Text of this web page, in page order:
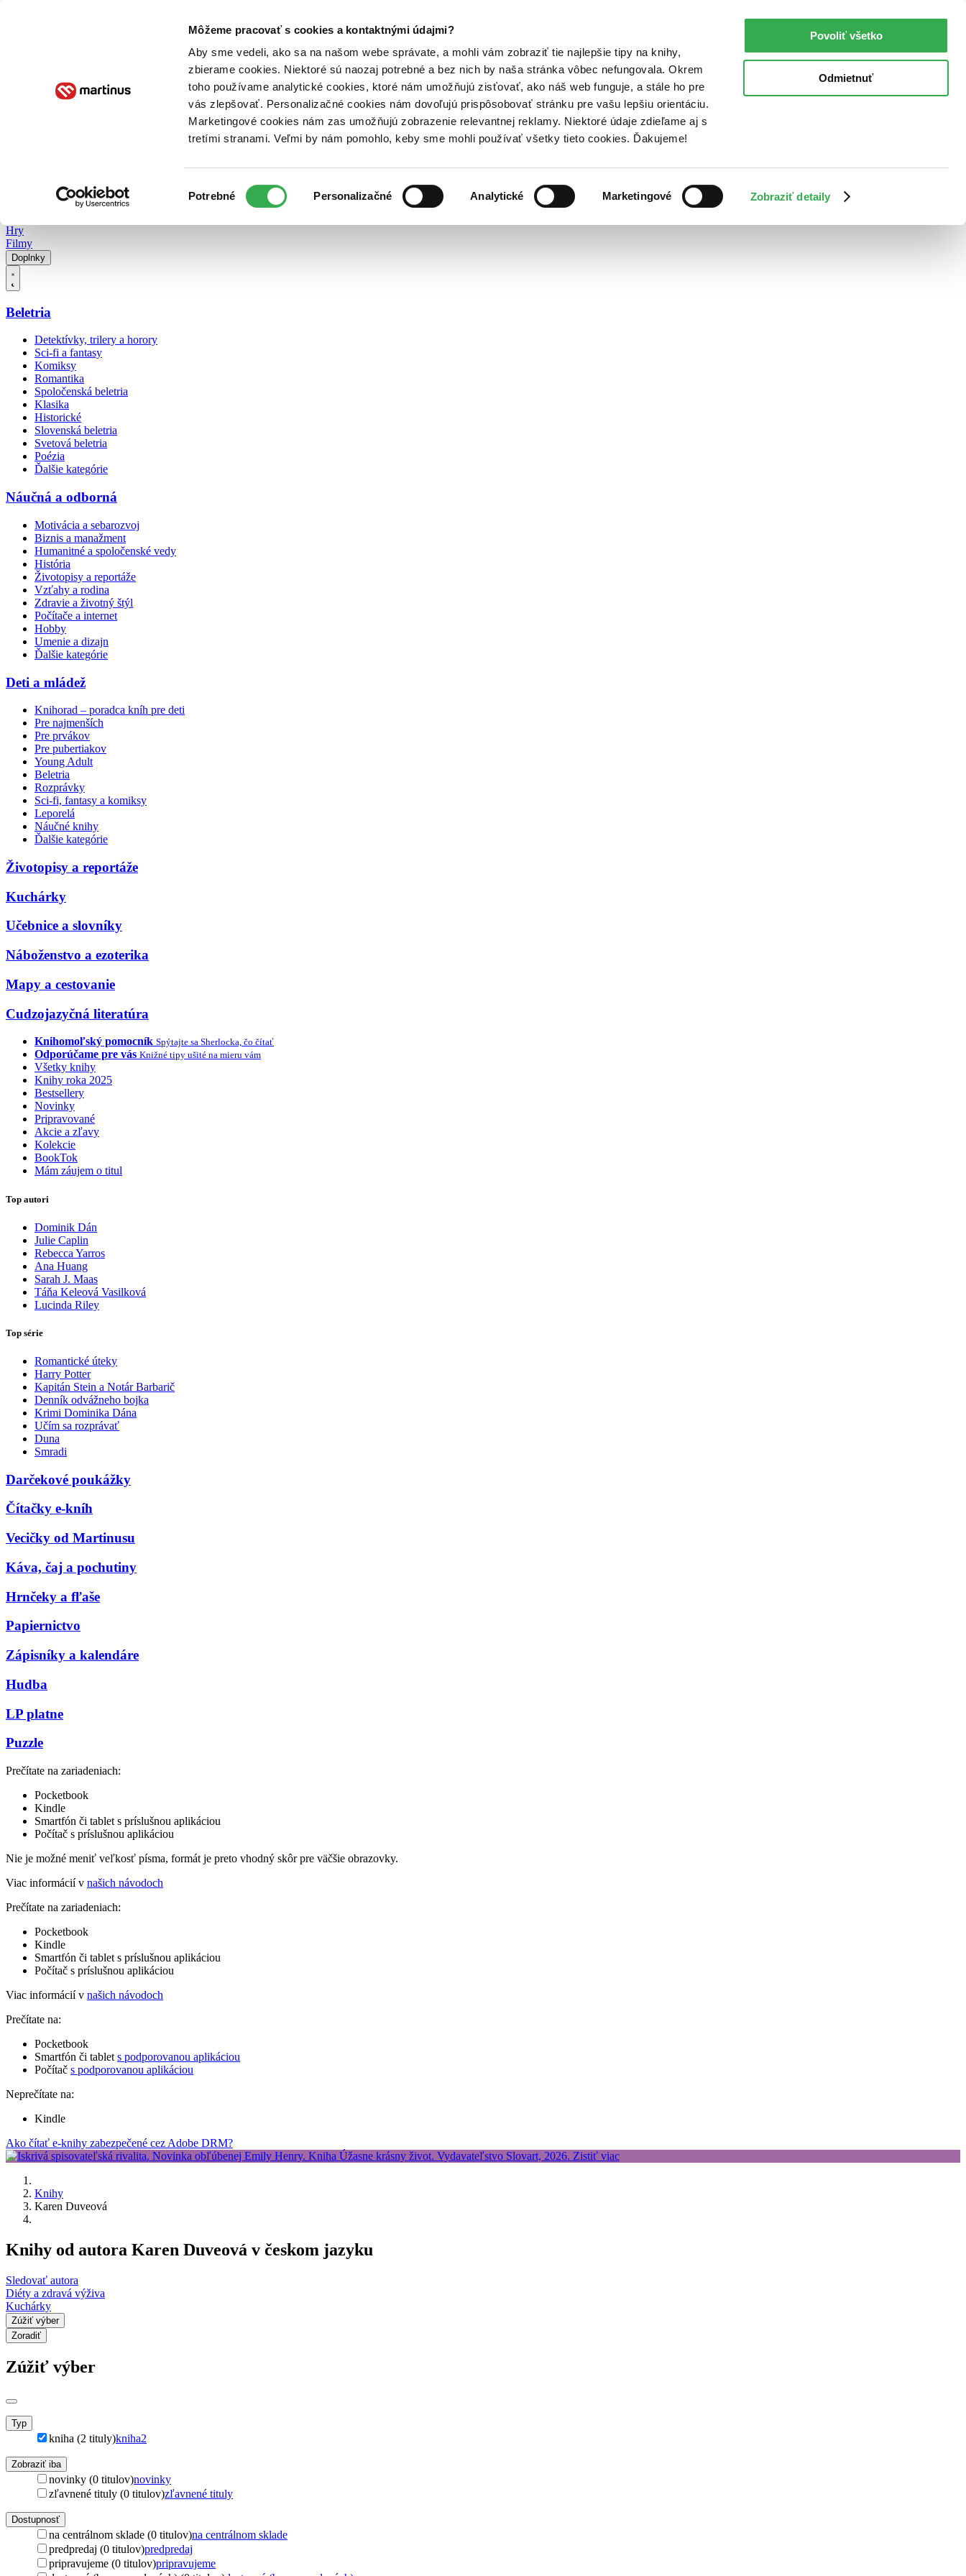
Môžeme pracovať s cookies a kontaktnými údajmi?
Aby sme vedeli, ako sa na našom webe správate, a mohli vám zobraziť tie najlepšie tipy na knihy,
zbierame cookies. Niektoré sú naozaj potrebné a bez nich by naša stránka vôbec nefungovala. Okrem
toho používame analytické cookies, ktoré nám umožňujú zisťovať, ako náš web funguje, a stále ho pre
vás zlepšovať. Personalizačné cookies nám dovoľujú prispôsobovať stránku pre vašu lepšiu orientáciu.
Marketingové cookies nám zas umožňujú zobrazenie relevantnej reklamy. Niektoré údaje zdieľame aj s
tretími stranami. Veľmi by nám pomohlo, keby sme mohli používať všetky tieto cookies. Ďakujeme!
súhlasu
Potrebné Personalizačné Analytické Marketingové Zobraziť detaily
Povoliť všetko
Odmietnuť
Poukážky Kontakt
Hry
Filmy
Doplnky
Beletria
Detektívky, trilery a horory
Sci-fi a fantasy
Komiksy
Romantika
Spoločenská beletria
Klasika
Historické
Slovenská beletria
Svetová beletria
Poézia
Ďalšie kategórie
Náučná a odborná
Motivácia a sebarozvoj
Biznis a manažment
Humanitné a spoločenské vedy
História
Životopisy a reportáže
Vzťahy a rodina
Zdravie a životný štýl
Počítače a internet
Hobby
Umenie a dizajn
Ďalšie kategórie
Deti a mládež
Knihorad – poradca kníh pre deti
Pre najmenších
Pre prvákov
Pre pubertiakov
Young Adult
Beletria
Rozprávky
Sci-fi, fantasy a komiksy
Leporelá
Náučné knihy
Ďalšie kategórie
Životopisy a reportáže
Kuchárky
Učebnice a slovníky
Náboženstvo a ezoterika
Mapy a cestovanie
Cudzojazyčná literatúra
Knihomoľský pomocník Spýtajte sa Sherlocka, čo čítať
Odporúčame pre vás Knižné tipy ušité na mieru vám
Všetky knihy
Knihy roka 2025
Bestsellery
Novinky
Pripravované
Akcie a zľavy
Kolekcie
BookTok
Mám záujem o titul
Top autori
Dominik Dán
Julie Caplin
Rebecca Yarros
Ana Huang
Sarah J. Maas
Táňa Keleová Vasilková
Lucinda Riley
Top série
Romantické úteky
Harry Potter
Kapitán Stein a Notár Barbarič
Denník odvážneho bojka
Krimi Dominika Dána
Učím sa rozprávať
Duna
Smradi
Darčekové poukážky
Čítačky e-kníh
Vecičky od Martinusu
Káva, čaj a pochutiny
Hrnčeky a fľaše
Papiernictvo
Zápisníky a kalendáre
Hudba
LP platne
Puzzle
Prečítate na zariadeniach:
Pocketbook
Kindle
Smartfón či tablet s príslušnou aplikáciou
Počítač s príslušnou aplikáciou
Nie je možné meniť veľkosť písma, formát je preto vhodný skôr pre väčšie obrazovky.
Viac informácií v našich návodoch
Prečítate na zariadeniach:
Pocketbook
Kindle
Smartfón či tablet s príslušnou aplikáciou
Počítač s príslušnou aplikáciou
Viac informácií v našich návodoch
Prečítate na:
Pocketbook
Smartfón či tablet s podporovanou aplikáciou
Počítač s podporovanou aplikáciou
Neprečítate na:
Kindle
Ako čítať e-knihy zabezpečené cez Adobe DRM?
Knihy
Karen Duveová
Knihy od autora Karen Duveová v českom jazyku
Sledovať autora
Diéty a zdravá výživa
Kuchárky
Zúžiť výber
Zoradiť
Zúžiť výber
Typ
kniha (2 tituly)kniha2
Zobraziť iba
novinky (0 titulov)novinky
zľavnené tituly (0 titulov)zľavnené tituly
Dostupnosť
na centrálnom sklade (0 titulov)na centrálnom sklade
predpredaj (0 titulov)predpredaj
pripravujeme (0 titulov)pripravujeme